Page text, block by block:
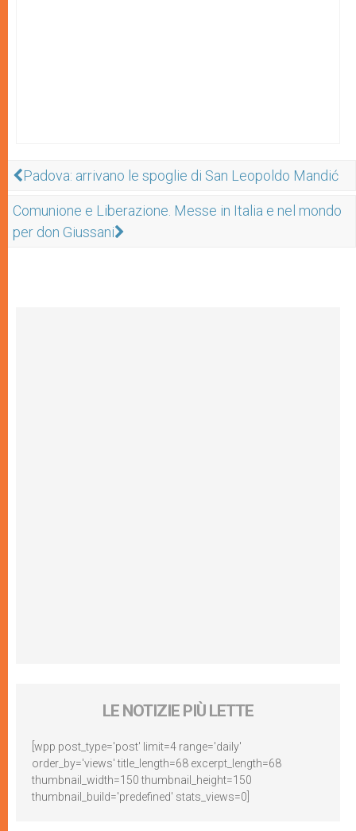
Padova: arrivano le spoglie di San Leopoldo Mandić
Comunione e Liberazione. Messe in Italia e nel mondo
per don Giussani
LE NOTIZIE PIÙ LETTE
[wpp post_type='post' limit=4 range='daily'
order_by='views' title_length=68 excerpt_length=68
thumbnail_width=150 thumbnail_height=150
thumbnail_build='predefined' stats_views=0]